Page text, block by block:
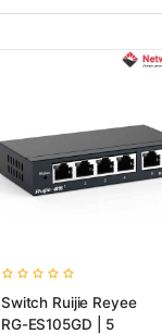
Switch Ruijie Reyee
RG-ES105GD | 5